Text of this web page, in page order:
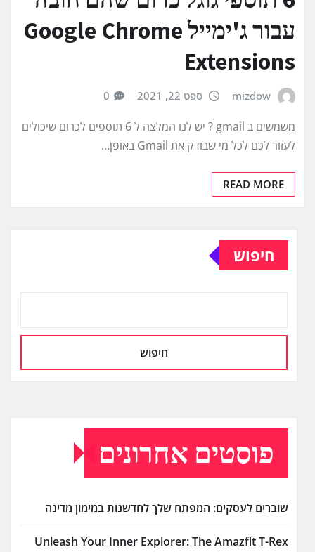
עבור ג'ימייל Google Chrome
Extensions
mizdow ספט 22, 2021 0
משמשים ב gmail ? יש לנו המלצה ל 6 תוספים לכרום שיכולים
לעזור לכם לכל מי שבודק את Gmail באופן…
READ MORE
חיפוש
חיפוש
פוסטים אחרונים
שוברים לעסקים: המפתח שלך לחדשנות במימון מדינה
Unleash Your Inner Explorer: The Amazfit T-Rex